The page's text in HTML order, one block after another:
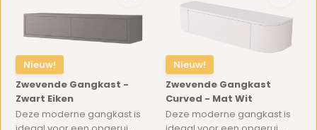
Nieuw!
Zwevende Gangkast -
Zwart Eiken
Deze moderne gangkast is
Nieuw!
Zwevende Gangkast
Curved - Mat Wit
Deze moderne gangkast is